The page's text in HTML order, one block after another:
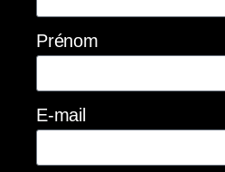
Prénom
E-mail